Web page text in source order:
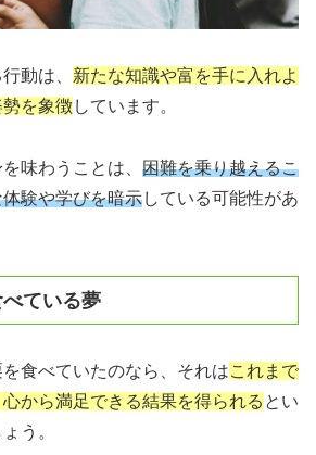
動は、 新たな知識や富を手に入れよ
を象徴しています。
味わうことは、 困難を乗り越えるこ
験や学びを暗示している可能性があ
ている夢
食べていたのなら、それはこれまで
から満足できる結果を得られる とい
う。